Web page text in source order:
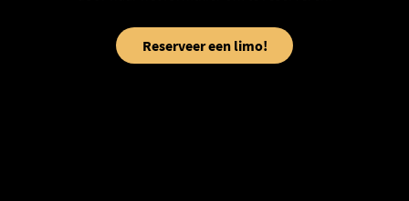
Reserveer een limo!